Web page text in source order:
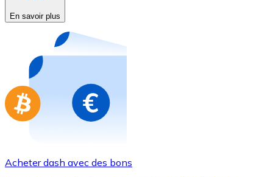
Nouveau
Achetez des cartes-cadeaux de vos marques
Aller à la boutique de cartes-cadeaux
En savoir plus
Acheter dash avec des bons